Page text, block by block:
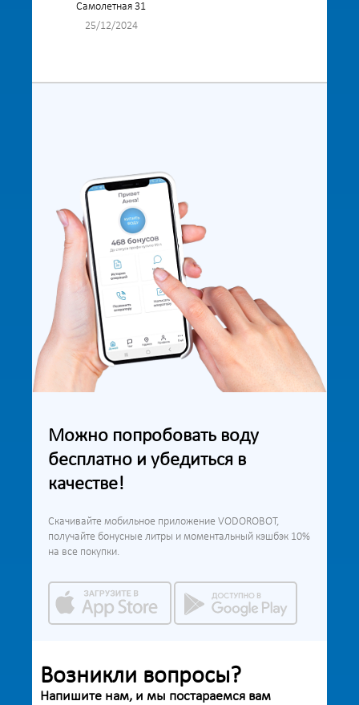
Самолетная 31
25/12/2024
Можно попробовать воду
бесплатно и убедиться в
качестве!
Скачивайте мобильное приложение VODOROBOT,
получайте бонусные литры и моментальный кэшбэк 10%
на все покупки.
Возникли вопросы?
Напишите нам, и мы постараемся вам